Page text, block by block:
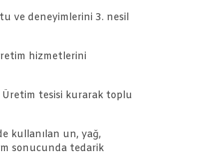
ve deneyimlerini 3. nesil
hizmetlerini
Üretim tesisi kurarak toplu
kullanılan un, yağ,
sonucunda tedarik